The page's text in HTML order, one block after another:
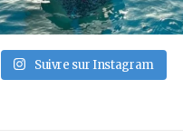
Suivre sur Instagram